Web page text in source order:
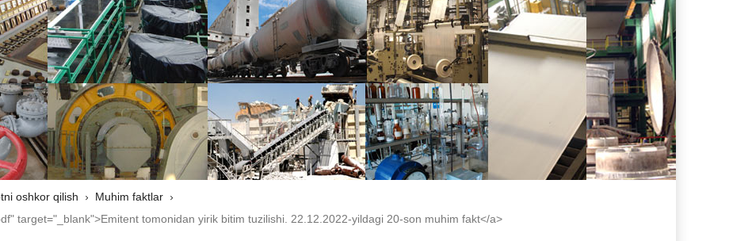
oshkor qilish
Muhim faktlar
target="_blank">Emitent tomonidan yirik bitim tuzilishi. 22.12.2022-yildagi 20-son muhim fakt</a>